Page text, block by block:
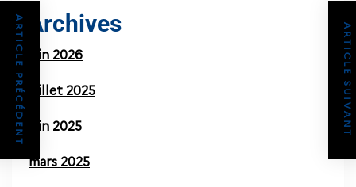
ARTICLE PRÉCÉDENT ARTICLE SUIVANT
Archives
juin 2026
juillet 2025
juin 2025
mars 2025